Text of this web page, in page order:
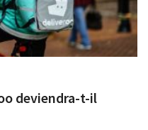
deviendra-t-il